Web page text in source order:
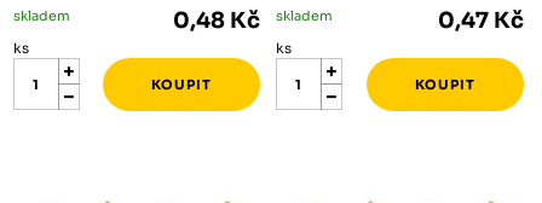
skladem 0,48 Kč
ks
skladem 0,47 Kč
ks